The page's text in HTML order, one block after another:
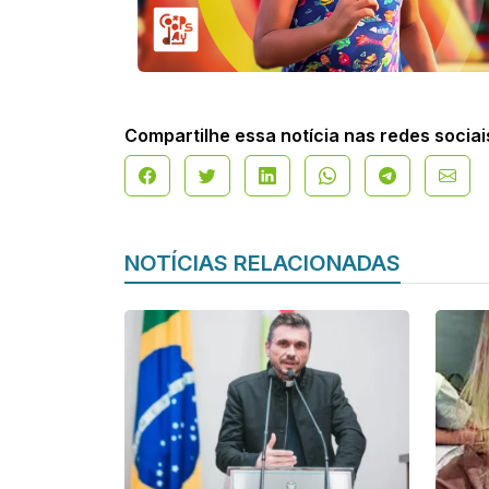
Compartilhe essa notícia nas redes
NOTÍCIAS RELACIONADAS